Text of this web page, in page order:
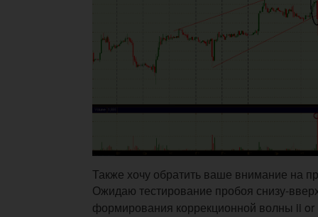
Также хочу обратить ваше внимание на
Ожидаю тестирование пробоя снизу-
формирования коррекционной волны ii or